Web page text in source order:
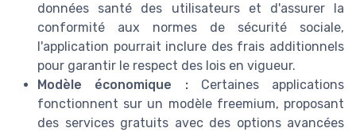
données santé des utilisateurs et d'assurer la
conformité aux normes de sécurité sociale,
l'application pourrait inclure des frais additionnels
pour garantir le respect des lois en vigueur.
Modèle économique :Certaines applications
fonctionnent sur un modèle freemium, proposant
des services gratuits avec des options avancées